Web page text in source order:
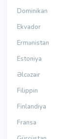
Dominikan
Ekvador
Ermənistan
Estoniya
Əlcəzair
Filippin
Finlandiya
Fransa